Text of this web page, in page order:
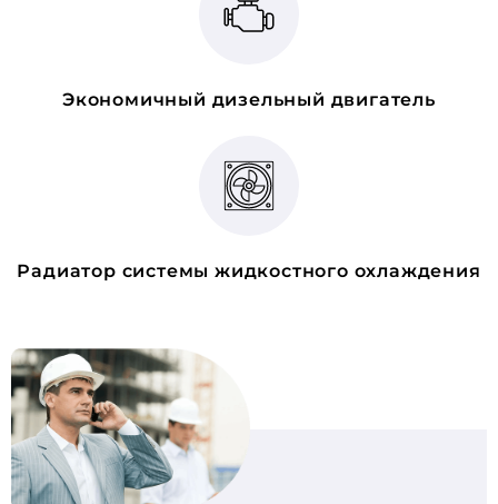
Экономичный дизельный двигатель
Радиатор системы жидкостного охлаждения